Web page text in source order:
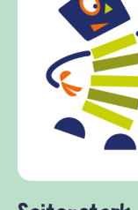
frieden-
Kinder,
Fragen
Gewalt
diesem
und